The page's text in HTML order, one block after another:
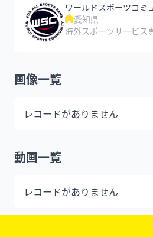
ワールドスポーツコミ
愛知県
画像一覧
レコードがありません
動画一覧
レコードがありません